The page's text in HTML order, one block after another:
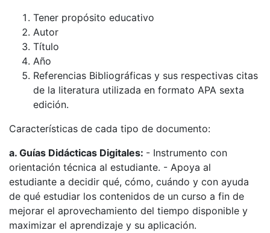
Tener propósito educativo
Autor
Título
Año
Referencias Bibliográficas y sus respectivas citas
de la literatura utilizada en formato APA sexta
edición.
Características de cada tipo de documento:
a. Guías Didácticas Digitales: - Instrumento con
orientación técnica al estudiante. - Apoya al
estudiante a decidir qué, cómo, cuándo y con ayuda
de qué estudiar los contenidos de un curso a fin de
mejorar el aprovechamiento del tiempo disponible y
maximizar el aprendizaje y su aplicación.